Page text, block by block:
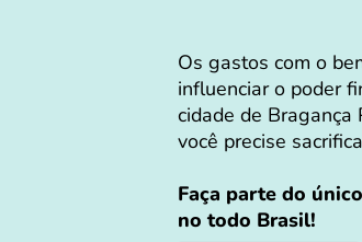
Os gastos com o
influenciar o poder
cidade de Bragança
você precise
Faça parte do
no todo Brasil!